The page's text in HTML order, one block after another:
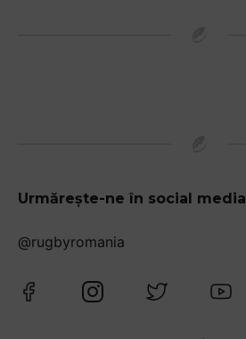
Urmărește-ne în social media
@rugbyromania